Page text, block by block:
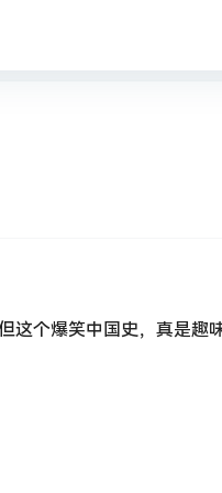
这个爆笑中国史，真是趣